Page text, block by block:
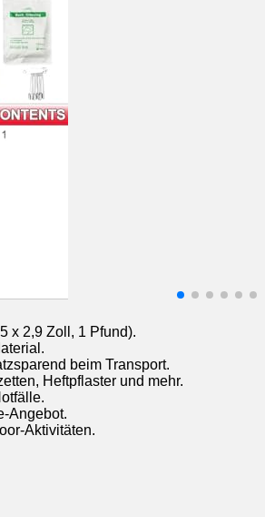
x 2,9 Zoll, 1 Pfund).
beim Transport.
Heftpflaster und mehr.
Angebot.
Aktivitäten.